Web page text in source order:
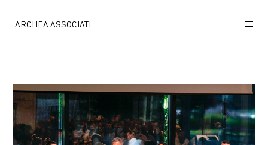
ARCHEA ASSOCIATI
PROGETTI
NEWS